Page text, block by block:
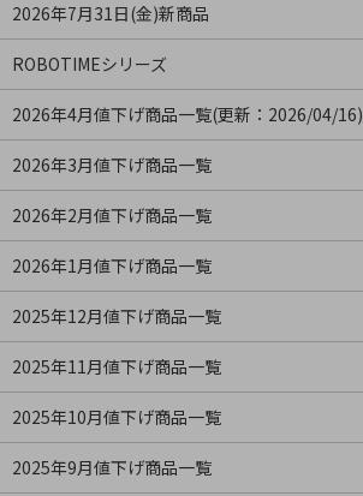
2026年7月31日(金)新商品
ROBOTIMEシリーズ
2026年4月値下げ商品一覧(更新：2026/04/16)
2026年3月値下げ商品一覧
2026年2月値下げ商品一覧
2026年1月値下げ商品一覧
2025年12月値下げ商品一覧
2025年11月値下げ商品一覧
2025年10月値下げ商品一覧
2025年9月値下げ商品一覧